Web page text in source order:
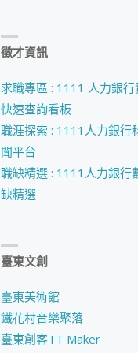
徵才資訊
求職專區 : 1111 人力銀
快速查詢看板
職涯探索 : 1111人力銀行
聞平台
職缺精選 : 1111人力銀行
缺精選
臺東文創
臺東美術館
鐵花村音樂聚落
臺東創客TT Maker